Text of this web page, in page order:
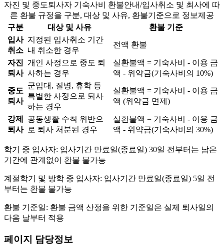
자진 및 중도퇴사자 기숙사비 환불안내/입사취소 및 최사에 따
른 환불 규정을 구분, 대상 및 사유, 환불기준으로 정보제공
구분
대상 및 사유
환불 기준
입사
취소
지정된 입사취소 기간
내 취소한 경우
전액 환불
자진
퇴사
개인 사정으로 중도 퇴
사하는 경우
실환불액 = 기숙사비 - 이용 금
액 - 위약금(기숙사비의 10%)
중도
퇴사
군입대, 질병, 휴학 등
특별한 사정으로 퇴사
하는 경우
실환불액 = 기숙사비 - 이용 금
액 (위약금 면제)
강제
퇴사
공동생활 수칙 위반으
로 퇴사 처분된 경우
실환불액 = 기숙사비 - 이용 금
액 - 위약금(기숙사비의 30%)
학기 중 입사자: 입사기간 만료일(종료일) 30일 전부터는 남은
기간에 관계없이 환불 불가능
계절학기 및 방학 중 입사자: 입사기간 만료일(종료일) 5일 전
부터는 환불 불가능
환불 기준일: 환불 금액 산정을 위한 기준일은 실제 퇴사일의
다음 날부터 적용
페이지 담당정보